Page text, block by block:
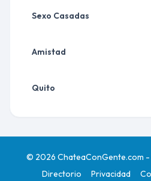
Sexo Casadas
Amistad
Quito
© 2026 ChateaConGente.com
Directorio
Privacidad